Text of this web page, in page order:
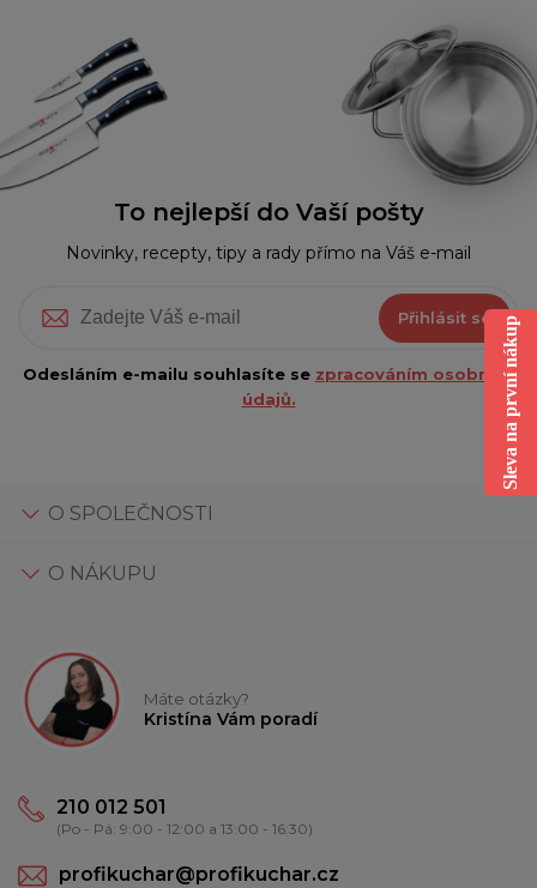
To nejlepší do Vaší pošty
Novinky, recepty, tipy a rady přímo na Váš e-mail
Přihlásit se
Odesláním e-mailu souhlasíte se zpracováním osobních
údajů.
O SPOLEČNOSTI
O NÁKUPU
Máte otázky?
Kristína Vám poradí
210 012 501
(Po - Pá: 9:00 - 12:00 a 13:00 - 16:30)
profikuchar@profikuchar.cz
Sleva na první nákup